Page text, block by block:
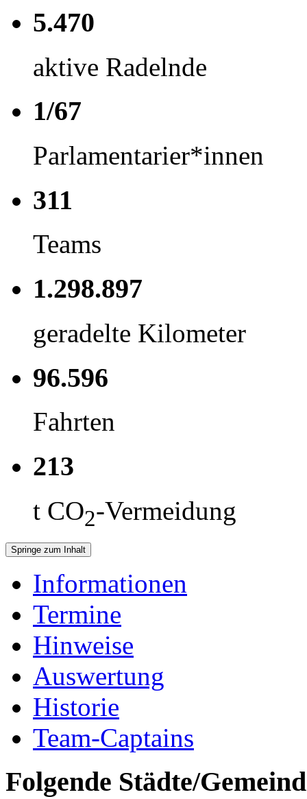
5.470
aktive Radelnde
1/67
Parlamentarier*innen
311
Teams
1.298.897
geradelte Kilometer
96.596
Fahrten
213
t CO2-Vermeidung
Springe zum Inhalt
Informationen
Termine
Hinweise
Auswertung
Historie
Team-Captains
Folgende Städte/